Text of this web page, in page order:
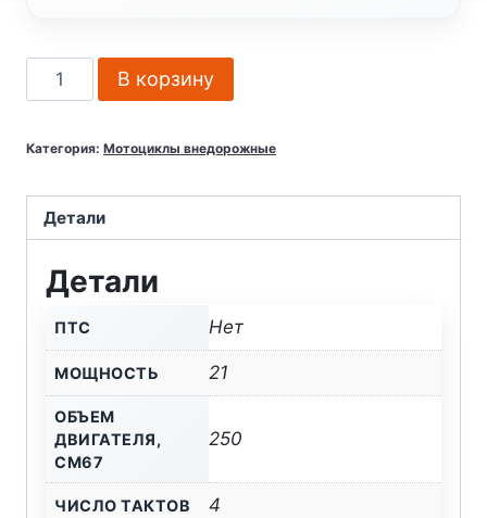
Количество
товара
BSE
В корзину
Категория: Мотоциклы внедорожные
Детали
Детали
ПТС Нет
МОЩНОСТЬ 21
ОБЪЕМ
ДВИГАТЕЛЯ,
СМ67
250
ЧИСЛО ТАКТОВ 4